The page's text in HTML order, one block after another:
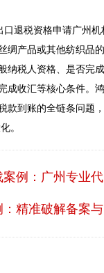
口退税资格申请广州机
绸产品或其他纺织品
纳税人资格、是否完
成收汇等核心条件。
款到账的全链条问题
口退税机构助您合规高效退税
与申报难题，实现高效退税